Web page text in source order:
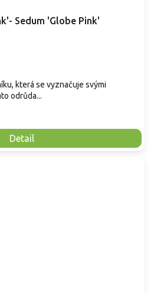
Sedum 'Globe Pink'
Detail
která se vyznačuje svými
odrůda...